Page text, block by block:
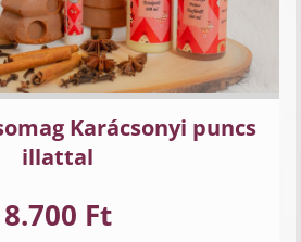
Karácsonyi puncs
illattal
8.700 Ft